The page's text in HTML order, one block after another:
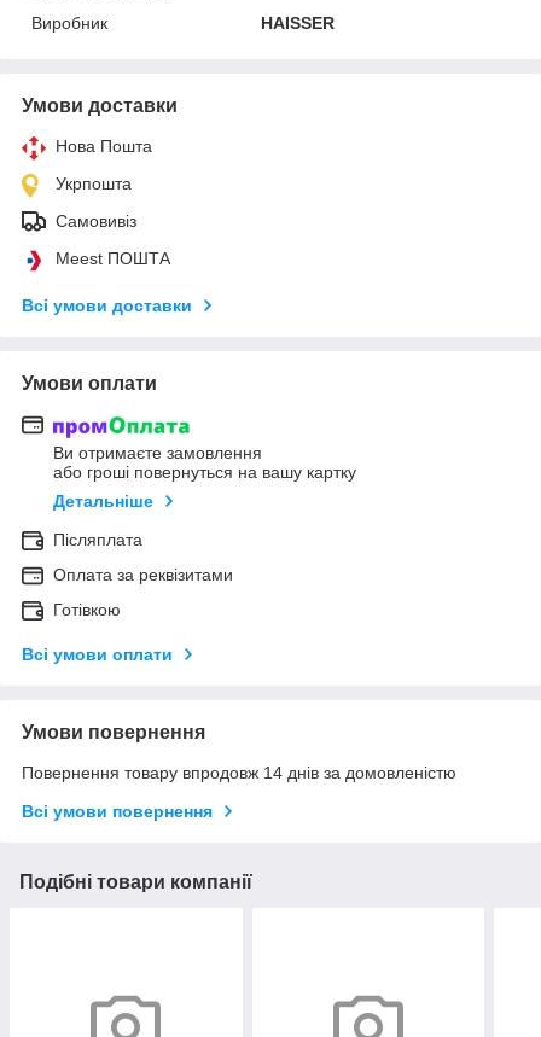
Виробник
HAISSER
Умови доставки
Нова Пошта
Укрпошта
Самовивіз
Meest ПОШТА
Всі умови доставки
Умови оплати
Ви отримаєте замовлення
або гроші повернуться на вашу картку
Детальніше
Післяплата
Оплата за реквізитами
Готівкою
Всі умови оплати
Умови повернення
Повернення товару впродовж 14 днів за домовленістю
Всі умови повернення
Подібні товари компанії